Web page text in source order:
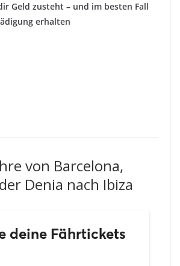
Geld zusteht – und im besten Fall
erhalten
von Barcelona,
Denia nach Ibiza